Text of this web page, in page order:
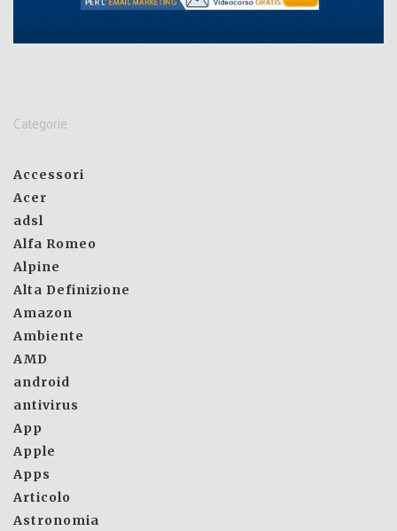
Categorie
Accessori
Acer
adsl
Alfa Romeo
Alpine
Alta Definizione
Amazon
Ambiente
AMD
android
antivirus
App
Apple
Apps
Articolo
Astronomia